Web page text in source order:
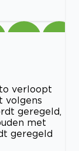
verloopt
volgens
geregeld,
met
geregeld